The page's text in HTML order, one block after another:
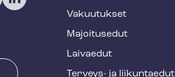
t
e
r
Vakuutukset
Majoitusedut
Laivaedut
Terveys- ja liikuntaedut